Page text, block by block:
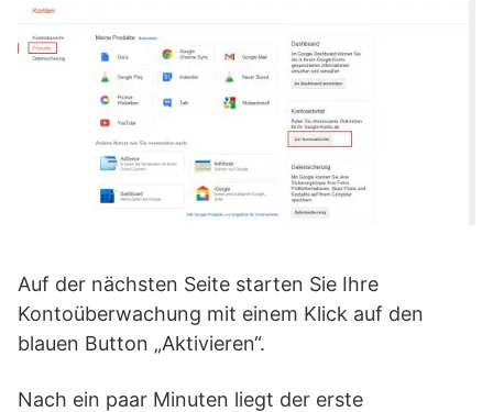
Auf der nächsten Seite starten Sie Ihre
Kontoüberwachung mit einem Klick auf den
blauen Button „Aktivieren“.
Nach ein paar Minuten liegt der erste